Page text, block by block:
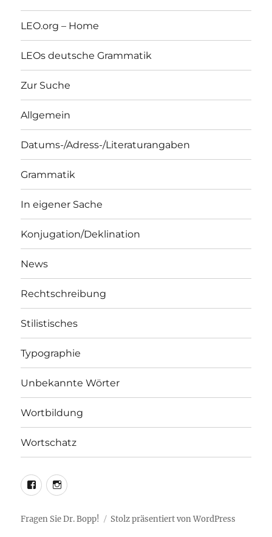
LEO.org – Home
LEOs deutsche Grammatik
Zur Suche
Allgemein
Datums-/Adress-/Literaturangaben
Grammatik
In eigener Sache
Konjugation/Deklination
News
Rechtschreibung
Stilistisches
Typographie
Unbekannte Wörter
Wortbildung
Wortschatz
LEO@Facebook
LEO@Instagram
Fragen Sie Dr. Bopp! Stolz präsentiert von WordPress